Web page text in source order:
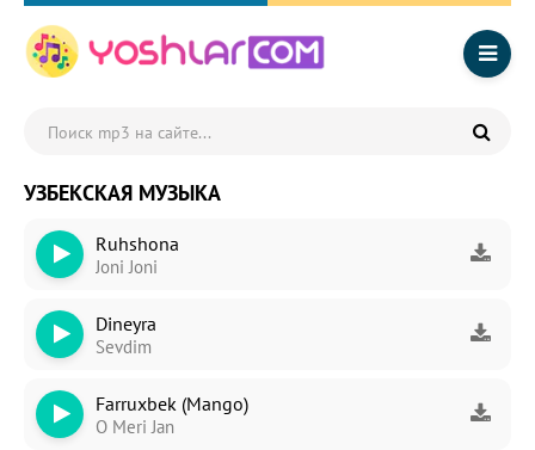
УЗБЕКСКАЯ МУЗЫКА
Ruhshona
Joni Joni
Dineyra
Sevdim
Farruxbek (Mango)
O Meri Jan